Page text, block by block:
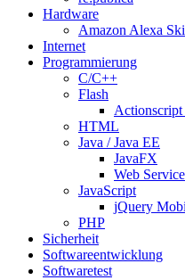
Hardware
Amazon Alexa
Internet
Programmierung
C/C++
Flash
Actionscript
HTML
Java / Java EE
JavaFX
Web Service
JavaScript
jQuery
PHP
Sicherheit
Softwareentwicklung
Softwaretest